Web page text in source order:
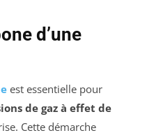
d’une
est essentielle pour
de gaz à effet de
Cette démarche